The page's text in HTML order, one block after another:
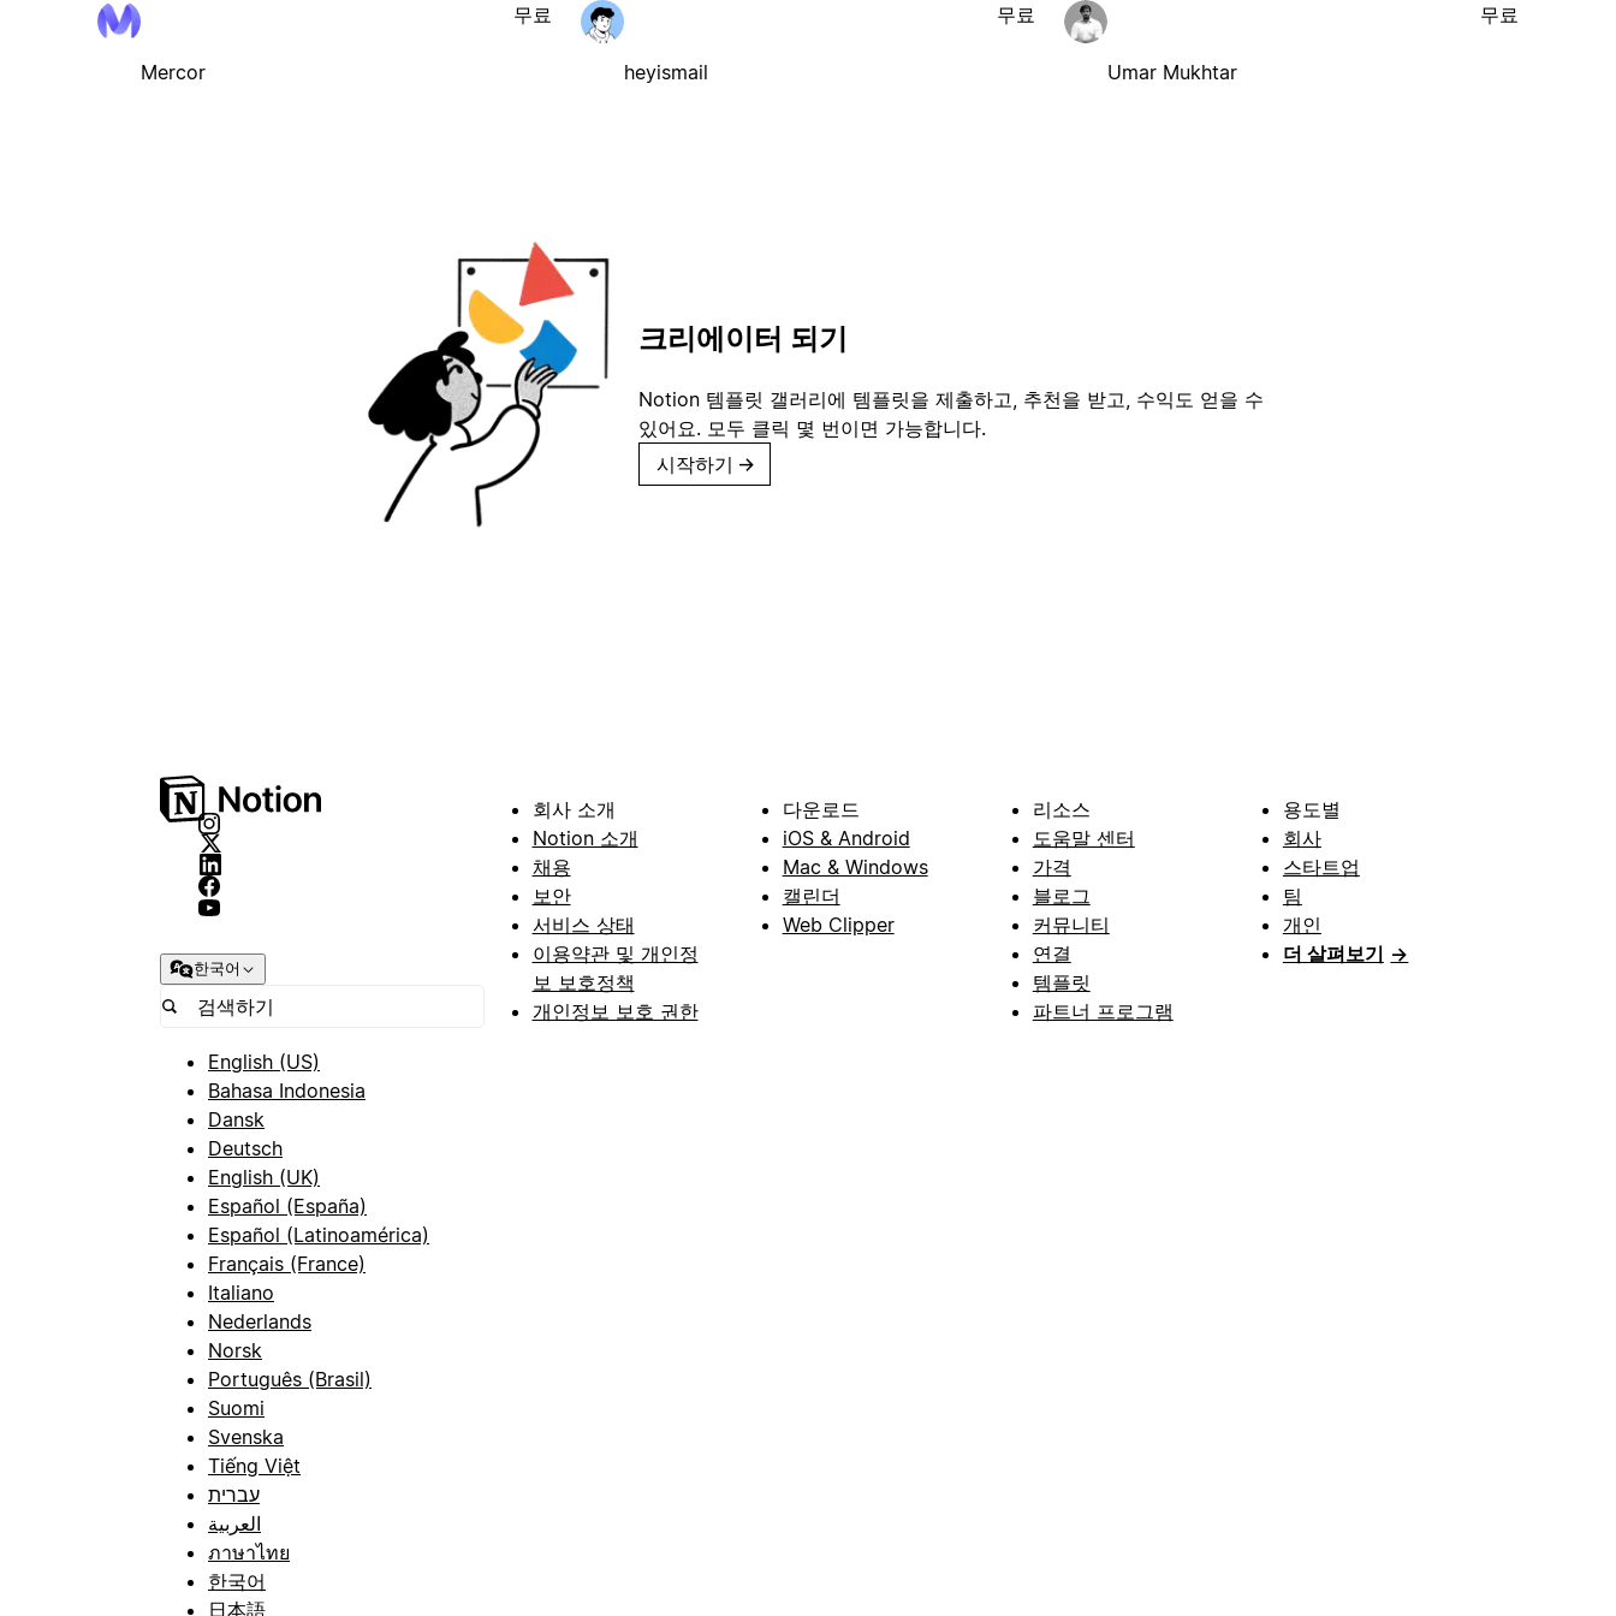
Mercor
무료
heyismail
무료
Umar Mukhtar
무료
크리에이터 되기
Notion 템플릿 갤러리에 템플릿을 제출하고, 추천을 받고, 수익도 얻을 수
있어요. 모두 클릭 몇 번이면 가능합니다.
시작하기 →
한국어
English (US)
Bahasa Indonesia
Dansk
Deutsch
English (UK)
Español (España)
Español (Latinoamérica)
Français (France)
Italiano
Nederlands
Norsk
Português (Brasil)
Suomi
Svenska
Tiếng Việt
עברית
العربية
ภาษาไทย
한국어
日本語
회사 소개
Notion 소개
채용
보안
서비스 상태
이용약관 및 개인정
보 보호정책
개인정보 보호 권한
다운로드
iOS & Android
Mac & Windows
캘린더
Web Clipper
리소스
도움말 센터
가격
블로그
커뮤니티
연결
템플릿
파트너 프로그램
용도별
회사
스타트업
팀
개인
더 살펴보기 →